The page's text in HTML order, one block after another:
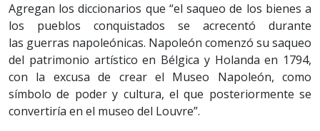
Agregan los diccionarios que “el saqueo de los bienes a
los pueblos conquistados se acrecentó durante
las guerras napoleónicas. Napoleón comenzó su saqueo
del patrimonio artístico en Bélgica y Holanda en 1794,
con la excusa de crear el Museo Napoleón, como
símbolo de poder y cultura, el que posteriormente se
convertiría en el museo del Louvre”.